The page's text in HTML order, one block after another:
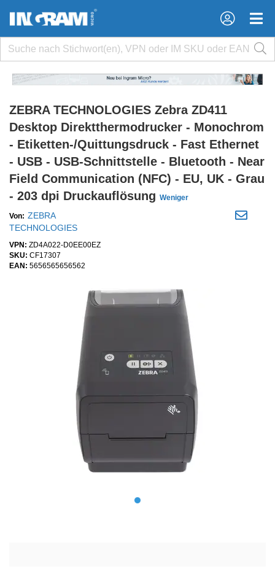
×
×
ZEBRA TECHNOLOGIES Zebra ZD411
Desktop Direktthermodrucker - Monochrom
- Etiketten-/Quittungsdruck - Fast Ethernet
- USB - USB-Schnittstelle - Bluetooth - Near
Field Communication (NFC) - EU, UK - Grau
- 203 dpi Druckauflösung Weniger
Von: ZEBRA
TECHNOLOGIES
VPN: ZD4A022-D0EE00EZ
SKU: CF17307
EAN: 5656565656562